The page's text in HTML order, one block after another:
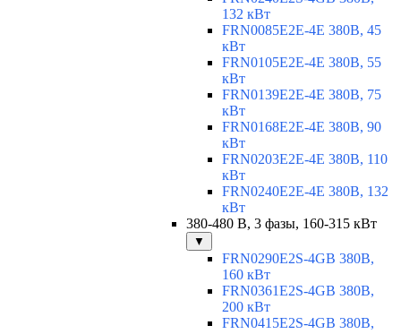
132 кВт
FRN0085E2E-4E 380В, 45
кВт
FRN0105E2E-4E 380В, 55
кВт
FRN0139E2E-4E 380В, 75
кВт
FRN0168E2E-4E 380В, 90
кВт
FRN0203E2E-4E 380В, 110
кВт
FRN0240E2E-4E 380В, 132
кВт
380-480 В, 3 фазы, 160-315 кВт
▼
FRN0290E2S-4GB 380В,
160 кВт
FRN0361E2S-4GB 380В,
200 кВт
FRN0415E2S-4GB 380В,